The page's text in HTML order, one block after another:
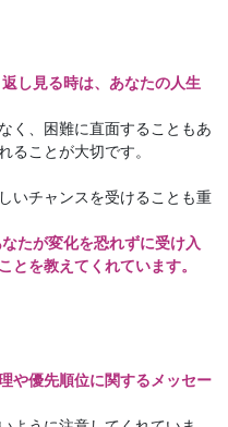
し見る時は、あなたの人生
く、困難に直面することもあ
ることが大切です。
いチャンスを受けることも重
たが変化を恐れずに受け入
を教えてくれています。
や優先順位に関するメッセー